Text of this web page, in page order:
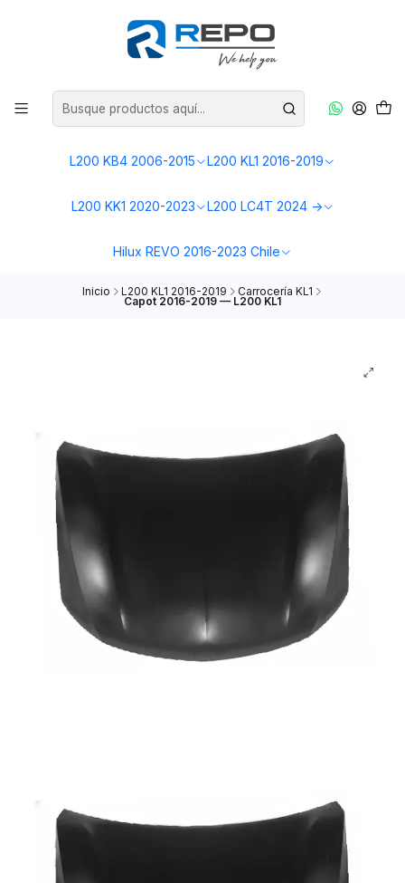
L200 KB4 2006-2015 L200 KL1 2016-2019
L200 KK1 2020-2023 L200 LC4T 2024 ->
Hilux REVO 2016-2023 Chile
Inicio L200 KL1 2016-2019 Carrocería KL1
Capot 2016-2019 — L200 KL1